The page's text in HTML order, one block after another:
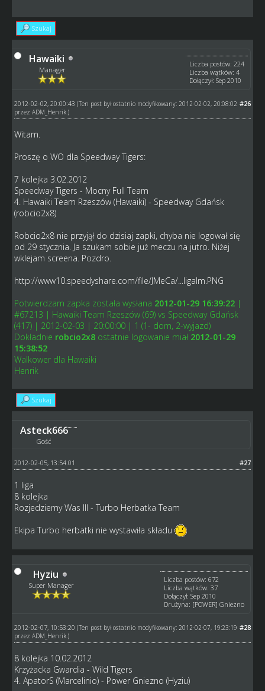
Szukaj
Hawaiki
Manager
Liczba postów: 224
Liczba wątków: 4
Dołączył: Sep 2010
#26
2012-02-02, 20:00:43 (Ten post był ostatnio modyfikowany: 2012-02-02, 20:08:02
przez ADM_Henrik.)
Witam.
Proszę o WO dla Speedway Tigers:
7 kolejka 3.02.2012
Speedway Tigers - Mocny Full Team
4. Hawaiki Team Rzeszów (Hawaiki) - Speedway Gdańsk
(robcio2x8)
Robcio2x8 nie przyjął do dzisiaj zapki, chyba nie logował się
od 29 stycznia. Ja szukam sobie już meczu na jutro. Niżej
wklejam screena. Pozdro.
http://www10.speedyshare.com/file/JMeCa/...ligalm.PNG
Potwierdzam zapka została wysłana 2012-01-29 16:39:22 |
#67213 | Hawaiki Team Rzeszów (69) vs Speedway Gdańsk
(417) | 2012-02-03 | 20:00:00 | 1 (1- dom, 2-wyjazd)
Dokładnie robcio2x8ostatnie logowanie miał 2012-01-29
15:38:52
Walkower dla Hawaiki
Henrik
Szukaj
Asteck666
Gość
#27
2012-02-05, 13:54:01
1 liga
8 kolejka
Rozjedziemy Was III - Turbo Herbatka Team
Ekipa Turbo herbatki nie wystawiła składu
Hyziu
Super Manager
Liczba postów: 672
Liczba wątków: 37
Dołączył: Sep 2010
Drużyna: [POWER] Gniezno
#28
2012-02-07, 10:53:20 (Ten post był ostatnio modyfikowany: 2012-02-07, 19:23:19
przez ADM_Henrik.)
8 kolejka 10.02.2012
Krzyżacka Gwardia - Wild Tigers
4. ApatorS (Marcelinio) - Power Gniezno (Hyziu)